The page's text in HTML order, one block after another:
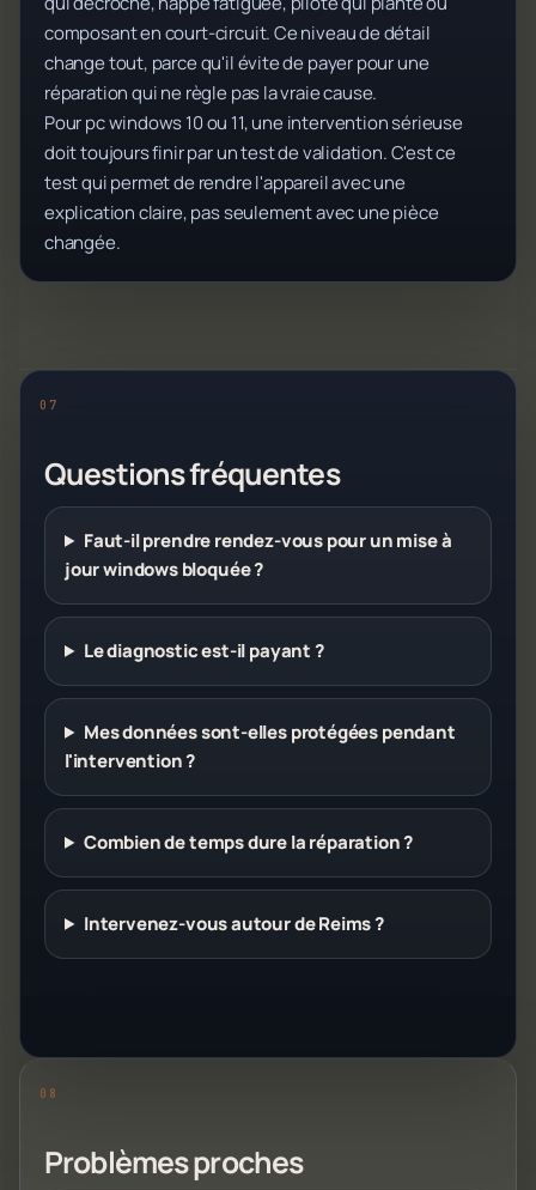
composant en court-circuit. Ce niveau de détail
change tout, parce qu'il évite de payer pour une
réparation qui ne règle pas la vraie cause.
Pour pc windows 10 ou 11, une intervention sérieuse
doit toujours finir par un test de validation. C'est ce
test qui permet de rendre l'appareil avec une
explication claire, pas seulement avec une pièce
changée.
Questions fréquentes
Faut-il prendre rendez-vous pour un mise à
jour windows bloquée ?
Le diagnostic est-il payant ?
Mes données sont-elles protégées pendant
l'intervention ?
Combien de temps dure la réparation ?
Intervenez-vous autour de Reims ?
Problèmes proches